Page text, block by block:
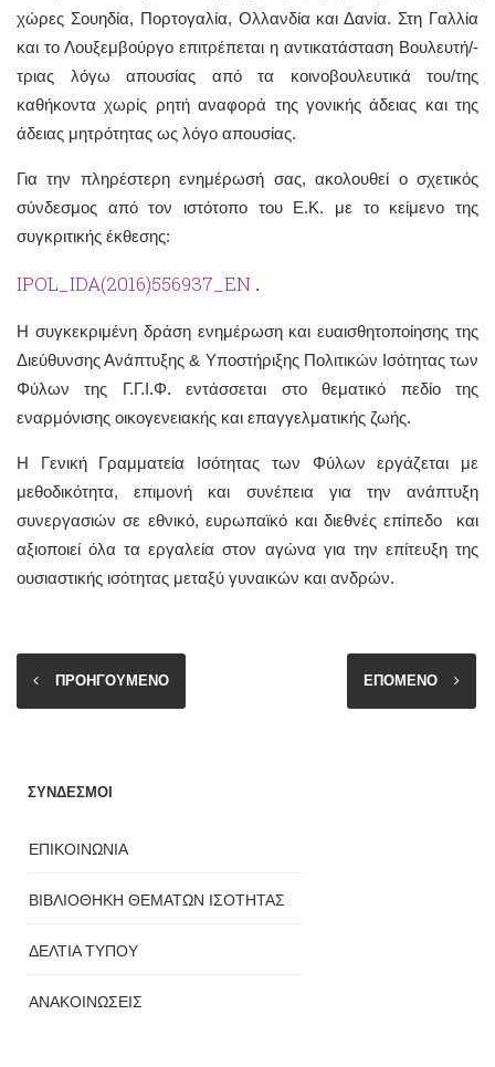
χώρες Σουηδία, Πορτογαλία, Ολλανδία και Δανία. Στη Γαλλία
και το Λουξεμβούργο επιτρέπεται η αντικατάσταση Βουλευτή/-
τριας λόγω απουσίας από τα κοινοβουλευτικά του/της
καθήκοντα χωρίς ρητή αναφορά της γονικής άδειας και της
άδειας μητρότητας ως λόγο απουσίας.
Για την πληρέστερη ενημέρωσή σας, ακολουθεί ο σχετικός
σύνδεσμος από τον ιστότοπο του Ε.Κ. με το κείμενο της
συγκριτικής έκθεσης:
IPOL_IDA(2016)556937_EN .
Η συγκεκριμένη δράση ενημέρωση και ευαισθητοποίησης της
Διεύθυνσης Ανάπτυξης & Υποστήριξης Πολιτικών Ισότητας των
Φύλων της Γ.Γ.Ι.Φ. εντάσσεται στο θεματικό πεδίο της
εναρμόνισης οικογενειακής και επαγγελματικής ζωής.
Η Γενική Γραμματεία Ισότητας των Φύλων εργάζεται με
μεθοδικότητα, επιμονή και συνέπεια για την ανάπτυξη
συνεργασιών σε εθνικό, ευρωπαϊκό και διεθνές επίπεδο και
αξιοποιεί όλα τα εργαλεία στον αγώνα για την επίτευξη της
ουσιαστικής ισότητας μεταξύ γυναικών και ανδρών.
ΠΡΟΗΓΟΥΜΕΝΟ ΕΠΟΜΕΝΟ
ΣΥΝΔΕΣΜΟΙ
ΕΠΙΚΟΙΝΩΝΙΑ
ΒΙΒΛΙΟΘΗΚΗ ΘΕΜΑΤΩΝ ΙΣΟΤΗΤΑΣ
ΔΕΛΤΙΑ ΤΥΠΟΥ
ΑΝΑΚΟΙΝΩΣΕΙΣ